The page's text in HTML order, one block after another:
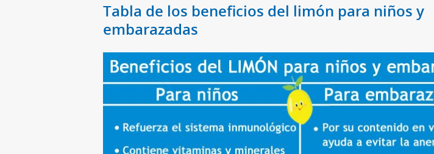
Tabla de los beneficios del limón para niños y
embarazadas